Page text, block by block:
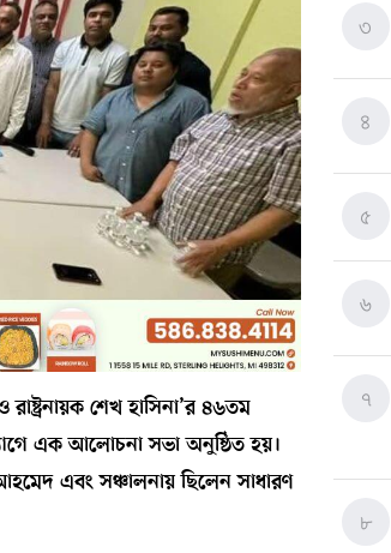
শেখ হাসিনা’র ৪৬তম
এক আলোচনা সভা অনুষ্ঠিত হয়।
এবং সঞ্চালনায় ছিলেন সাধারণ
৩
৪
৫
৬
৭
৮